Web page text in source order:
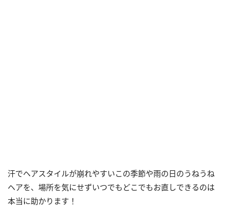
汗でヘアスタイルが崩れやすいこの季節や雨の日のうねうね
ヘアを、場所を気にせずいつでもどこでもお直しできるのは
本当に助かります！